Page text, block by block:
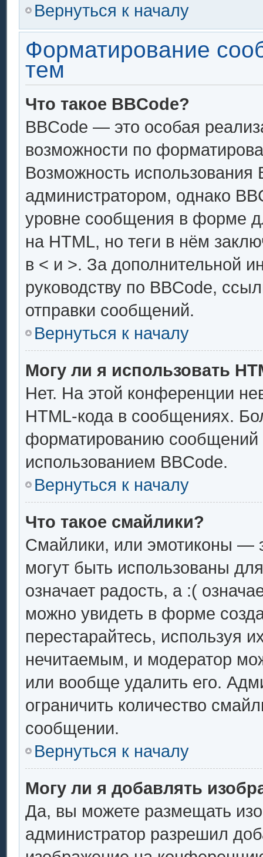
Вернуться к началу
Форматирование
тем
Что такое BBCode?
BBCode — это особая
возможности по
Возможность использования
администратором, однако
уровне сообщения в форме
на HTML, но теги в нём
в < и >. За дополнительной
руководству по BBCode,
отправки сообщений.
Вернуться к началу
Могу ли я использовать
Нет. На этой конференции
HTML-кода в сообщениях.
форматированию сообщений
использованием BBCode.
Вернуться к началу
Что такое смайлики?
Смайлики, или эмотиконы —
могут быть использованы
означает радость, а :(
можно увидеть в форме
перестарайтесь, используя
нечитаемым, и модератор
или вообще удалить его.
ограничить количество
сообщении.
Вернуться к началу
Могу ли я добавлять
Да, вы можете размещать
администратор разрешил